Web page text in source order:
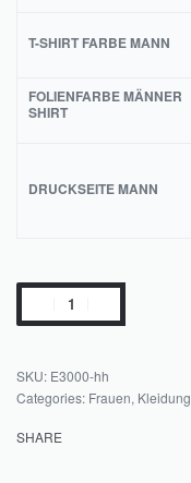
T-SHIRT FARBE MANN
FOLIENFARBE MÄNNER
SHIRT
DRUCKSEITE MANN
E3000-hh
Categories: Frauen, Kleidung
SHARE